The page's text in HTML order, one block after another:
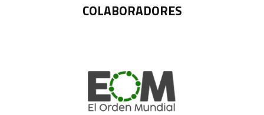
COLABORADORES